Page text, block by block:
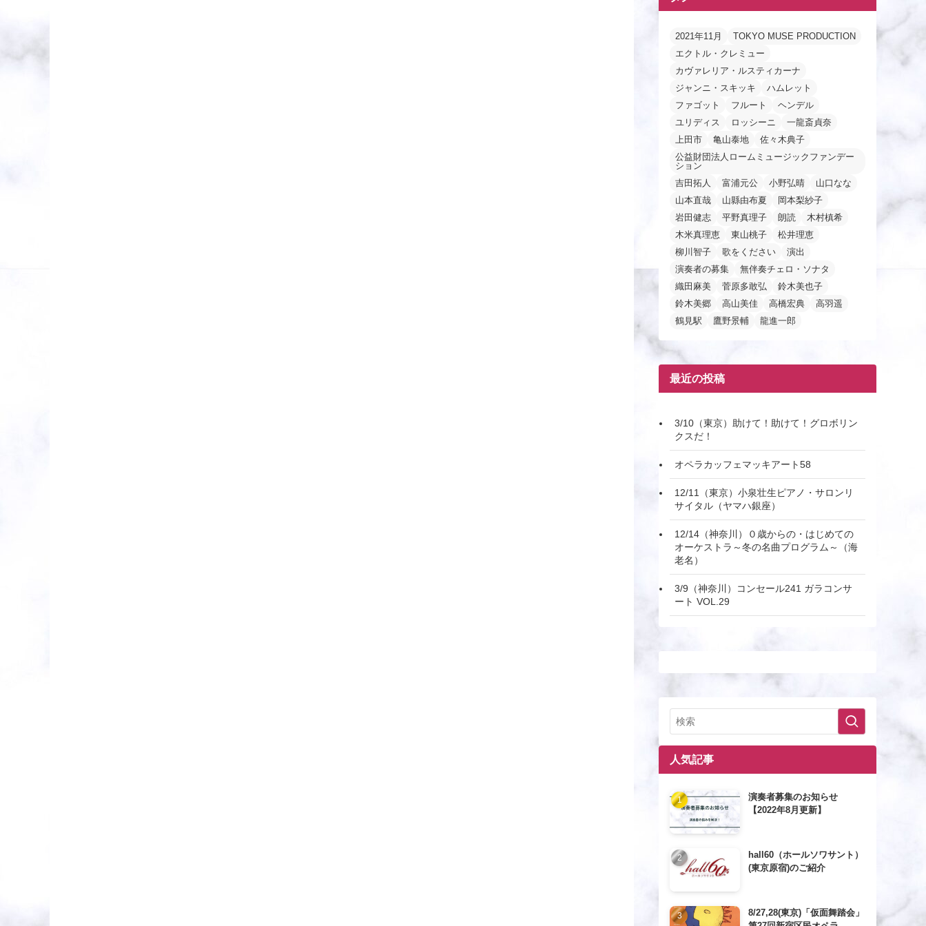
2021年11月
TOKYO MUSE PRODUCTION
エクトル・クレミュー
カヴァレリア・ルスティカーナ
ジャンニ・スキッキ
ハムレット
ファゴット
フルート
ヘンデル
ユリディス
ロッシーニ
一龍斎貞奈
上田市
亀山泰地
佐々木典子
公益財団法人ロームミュージックファンデー
ション
吉田拓人
富浦元公 小野弘晴
山口なな
山本直哉
山縣由布夏
岡本梨紗子
岩田健志
平野真理子 朗読
木村槙希
木米真理恵
東山桃子
松井理恵
柳川智子
歌をください
演出
演奏者の募集
無伴奏チェロ・ソナタ
織田麻美
菅原多敢弘
鈴木美也子
鈴木美郷
高山美佳 高橋宏典
高羽遥
鶴見駅
鷹野景輔 龍進一郎
最近の投稿
3/10（東京）助けて！助けて！グロボリン
クスだ！
オペラカッフェマッキアート58
12/11（東京）小泉壮生ピアノ・サロンリ
サイタル（ヤマハ銀座）
12/14（神奈川）０歳からの・はじめての
オーケストラ～冬の名曲プログラム～（海
老名）
3/9（神奈川）コンセール241 ガラコンサ
ート VOL.29
人気記事
演奏者募集のお知らせ
【2022年8月更新】
hall60（ホールソワサント）
(東京原宿)のご紹介
8/27,28(東京)「仮面舞踏会」